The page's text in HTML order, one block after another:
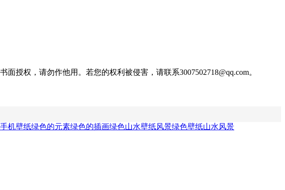
授权，请勿作他用。若您的权利被侵害，请联系3007502718@qq.com。
机壁纸绿色的元素绿色的插画绿色山水壁纸风景绿色壁纸山水风景